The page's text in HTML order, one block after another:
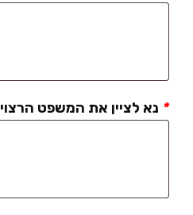
נא לציין את המשפט הרצוי *